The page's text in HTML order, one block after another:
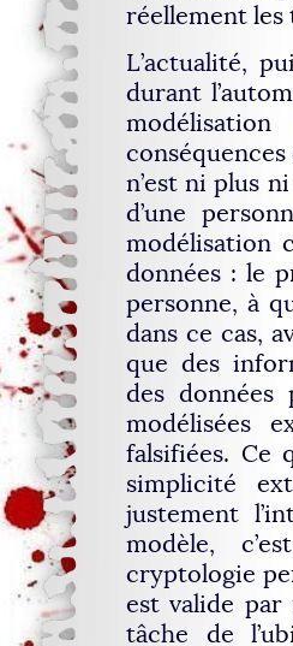
réellement les
L’actualité,
durant
n’est ni plus
d’une
modélisation
données : le
personne, à
dans ce cas,
que des
des données
modélisées
falsifiées. Ce
simplicité
justement
modèle,
cryptologie
est valide par
tâche de